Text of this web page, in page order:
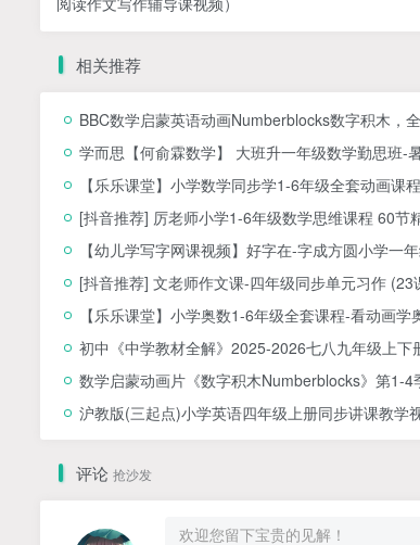
相关推荐
BBC数学启蒙英语动画Numberblocks数字积木，
学而思【何俞霖数学】 大班升一年级数学勤思班-
【乐乐课堂】小学数学同步学1-6年级全套动画
[抖音推荐] 厉老师小学1-6年级数学思维课程 60节
【幼儿学写字网课视频】好字在-字成方圆小学一
[抖音推荐] 文老师作文课-四年级同步单元习作 (23
【乐乐课堂】小学奥数1-6年级全套课程-看动画学
初中《中学教材全解》2025-2026七八九年级上下
数学启蒙动画片《数字积木Numberblocks》第1-4
沪教版(三起点)小学英语四年级上册同步讲课教学
评论 抢沙发